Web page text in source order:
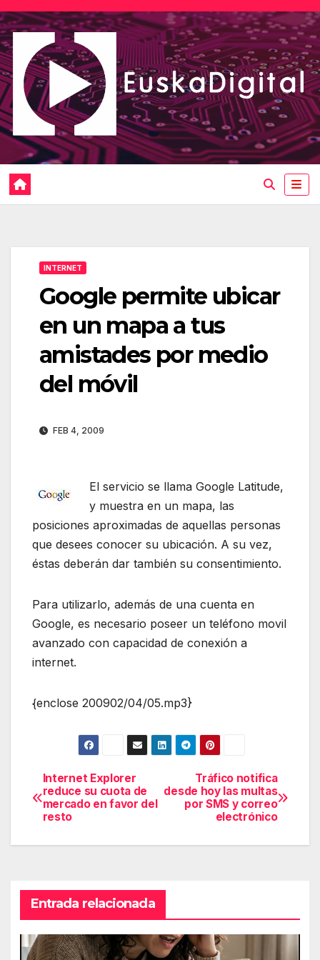
Saltar
al
contenido
INTERNET
Google permite ubicar
en un mapa a tus
amistades por medio
del móvil
FEB 4, 2009
El servicio se llama Google Latitude,
y muestra en un mapa, las
posiciones aproximadas de aquellas personas
que desees conocer su ubicación. A su vez,
éstas deberán dar también su consentimiento.
Para utilizarlo, además de una cuenta en
Google, es necesario poseer un teléfono movil
avanzado con capacidad de conexión a
internet.
{enclose 200902/04/05.mp3}
Navegación
de
entradas
Tráfico notifica
desde hoy las multas
por SMS y correo
electrónico
Internet Explorer
reduce su cuota de
mercado en favor del
resto
Entrada relacionada